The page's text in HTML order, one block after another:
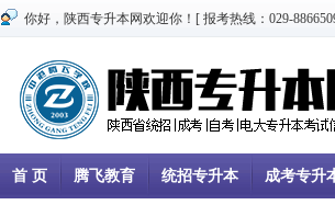
你好，陕西专升本网欢迎你！[ 报考热线：029-
首 页 腾飞教育 统招专升本 成考专升